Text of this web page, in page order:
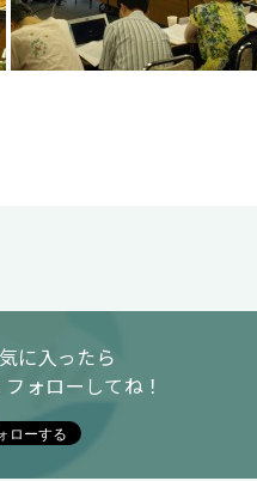
に入ったら
ォローしてね！